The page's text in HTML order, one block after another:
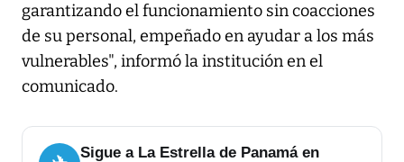
garantizando el funcionamiento sin coacciones
de su personal, empeñado en ayudar a los más
vulnerables", informó la institución en el
comunicado.
Sigue a La Estrella de Panamá en